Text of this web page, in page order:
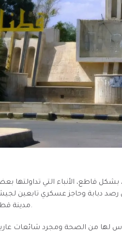
قاطع، الأنباء التي تداولتها
دبابة وحاجز عسكري تابعين لجيش
مدينة قطنا جنوب العاصمة دمشق.
لها من الصحة ومجرد شائعات